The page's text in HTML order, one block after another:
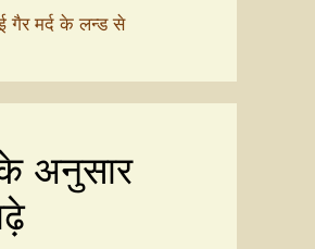
गैर मर्द के लन्ड से
अनुसार